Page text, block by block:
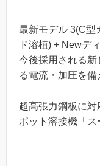
最新モデル 3(C型
ド溶植) + Newデ
今後採用される
る電流・加圧を備
超高張力鋼板に
ポット溶接機「ス